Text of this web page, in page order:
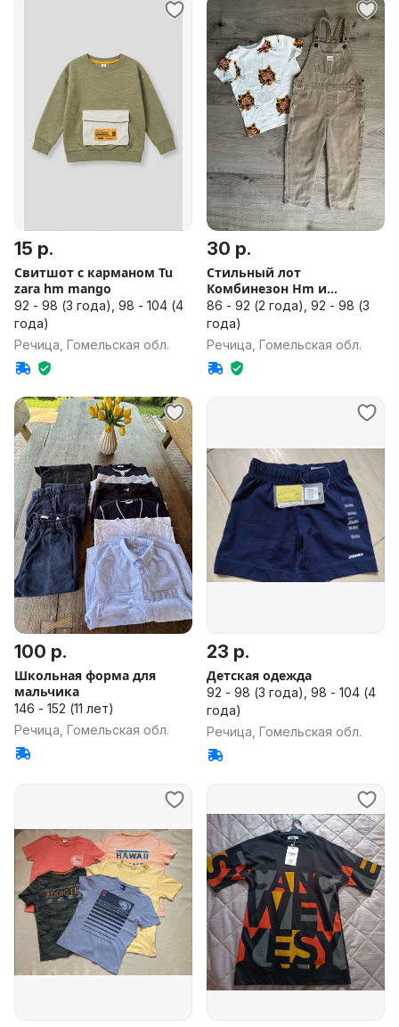
15 р.
Свитшот с карманом Tu
zara hm mango
92 - 98 (3 года), 98 - 104 (4
года)
Речица, Гомельская обл.
30 р.
Стильный лот
Комбинезон Hm и
футболка (zara mango)
86 - 92 (2 года), 92 - 98 (3
года)
Речица, Гомельская обл.
100 р.
Школьная форма для
мальчика
146 - 152 (11 лет)
Речица, Гомельская обл.
23 р.
Детская одежда
92 - 98 (3 года), 98 - 104 (4
года)
Речица, Гомельская обл.